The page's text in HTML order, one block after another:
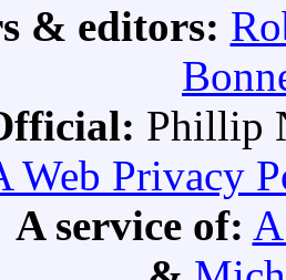
& editors:
Phillip
Web Privacy
A service of: